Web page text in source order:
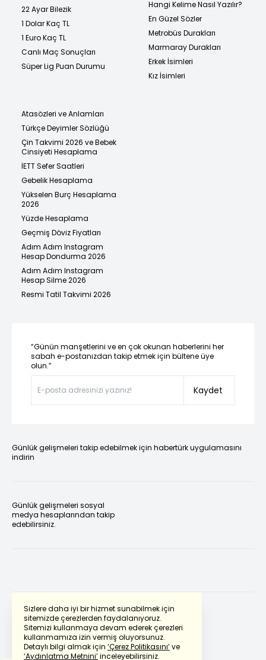
Sizlere daha iyi bir hizmet sunabilmek için
sitemizde çerezlerden faydalanıyoruz.
Sitemizi kullanmaya devam ederek çerezleri
kullanmamıza izin vermiş oluyorsunuz.
Detaylı bilgi almak için ‘Çerez Politikasını’ve
‘Aydınlatma Metnini’inceleyebilirsiniz.
22 Ayar Bilezik
1 Dolar Kaç TL
1 Euro Kaç TL
Canlı Maç Sonuçları
Süper Lig Puan Durumu
Hangi Kelime Nasıl Yazılır?
En Güzel Sözler
Metrobüs Durakları
Marmaray Durakları
Erkek İsimleri
Kız İsimleri
Atasözleri ve Anlamları
Türkçe Deyimler Sözlüğü
Çin Takvimi 2026 ve Bebek
Cinsiyeti Hesaplama
İETT Sefer Saatleri
Gebelik Hesaplama
Yükselen Burç Hesaplama
2026
Yüzde Hesaplama
Geçmiş Döviz Fiyatları
Adım Adım Instagram
Hesap Dondurma 2026
Adım Adım Instagram
Hesap Silme 2026
Resmi Tatil Takvimi 2026
“Günün manşetlerini ve en çok okunan haberlerini her
sabah e-postanızdan takip etmek için bültene üye
olun.”
Kaydet
Günlük gelişmeleri takip edebilmek için habertürk uygulamasını
indirin
Günlük gelişmeleri sosyal
medya hesaplarından takip
edebilirsiniz.
Powered by Translate